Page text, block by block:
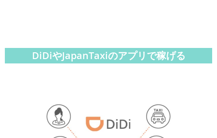
DiDiやJapanTaxiのアプリで稼げる